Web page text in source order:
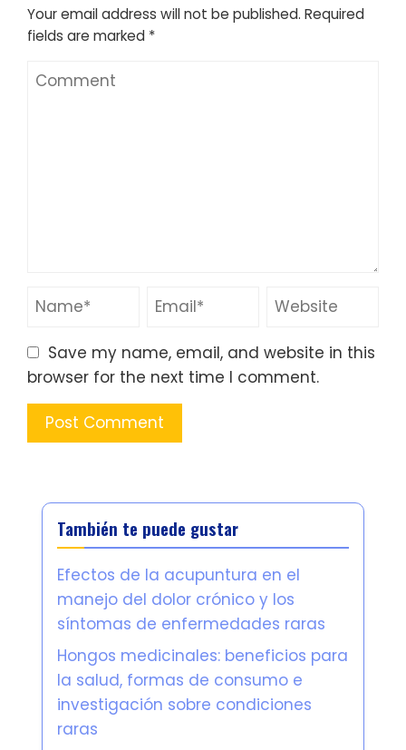
Your email address will not be published. Required
fields are marked *
Save my name, email, and website in this
browser for the next time I comment.
También te puede gustar
Efectos de la acupuntura en el
manejo del dolor crónico y los
síntomas de enfermedades raras
Hongos medicinales: beneficios para
la salud, formas de consumo e
investigación sobre condiciones
raras